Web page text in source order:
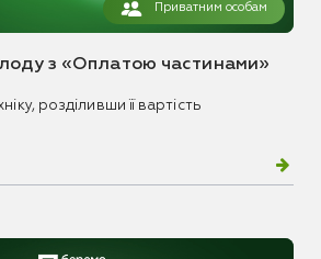
Приватним особам
з «Оплатою частинами»
розділивши її вартість